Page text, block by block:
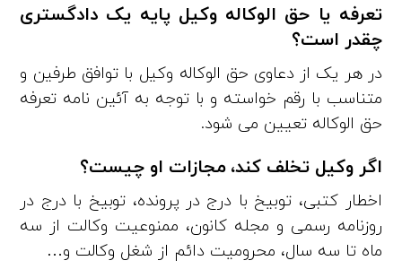
تعرفه یا حق الوکاله وکیل پایه یک دادگستری
چقدر است؟
در هر یک از دعاوی حق‌ الوکاله وکیل با توافق طرفین و
متناسب با رقم خواسته و با توجه به آئین‌ نامه تعرفه
حق الوکاله تعیین می‌ شود.
اگر وکیل تخلف کند، مجازات او چیست؟
اخطار کتبی، توبیخ با درج در پرونده، توبیخ با درج در
روزنامه رسمی و مجله کانون، ممنوعیت وکالت از سه
ماه تا سه سال، محرومیت دائم از شغل وکالت و…